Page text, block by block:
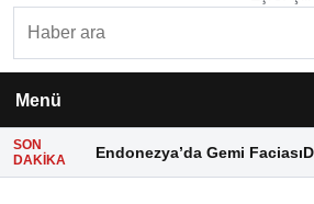
Menü
SON
DAKIKA
Endonezya’da Gemi Faciası